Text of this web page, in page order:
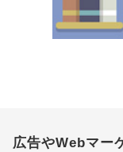
広告やWebマー